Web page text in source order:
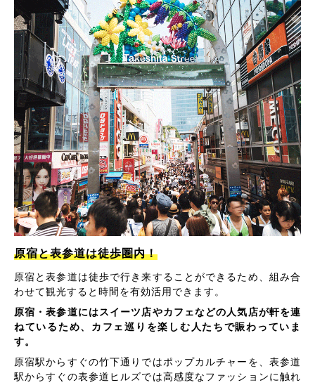
原宿と表参道は徒歩圏内！
原宿と表参道は徒歩で行き来することができるため、組み合
わせて観光すると時間を有効活用できます。
原宿・表参道にはスイーツ店やカフェなどの人気店が軒を連
ねているため、カフェ巡りを楽しむ人たちで賑わっていま
す。
原宿駅からすぐの竹下通りではポップカルチャーを、表参道
駅からすぐの表参道ヒルズでは高感度なファッションに触れ